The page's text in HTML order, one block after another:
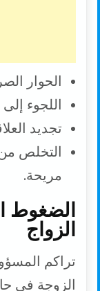
الحوار
اللجوء
تجديد
التخلص
مريحة.
الضغوط
الزواج
تراكم
الزوجة في